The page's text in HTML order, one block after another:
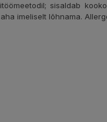
sisaldab
imeliselt lõhnama.